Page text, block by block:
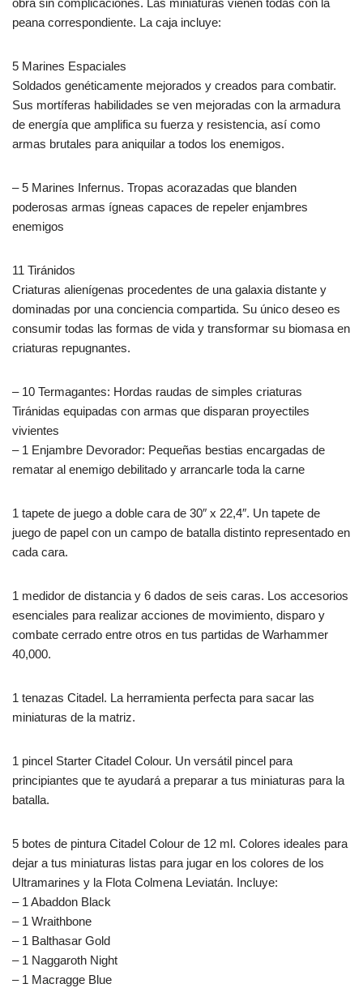
obra sin complicaciones. Las miniaturas vienen todas con la
peana correspondiente. La caja incluye:
5 Marines Espaciales
Soldados genéticamente mejorados y creados para combatir.
Sus mortíferas habilidades se ven mejoradas con la armadura
de energía que amplifica su fuerza y resistencia, así como
armas brutales para aniquilar a todos los enemigos.
– 5 Marines Infernus. Tropas acorazadas que blanden
poderosas armas ígneas capaces de repeler enjambres
enemigos
11 Tiránidos
Criaturas alienígenas procedentes de una galaxia distante y
dominadas por una conciencia compartida. Su único deseo es
consumir todas las formas de vida y transformar su biomasa en
criaturas repugnantes.
– 10 Termagantes: Hordas raudas de simples criaturas
Tiránidas equipadas con armas que disparan proyectiles
vivientes
– 1 Enjambre Devorador: Pequeñas bestias encargadas de
rematar al enemigo debilitado y arrancarle toda la carne
1 tapete de juego a doble cara de 30″ x 22,4″. Un tapete de
juego de papel con un campo de batalla distinto representado en
cada cara.
1 medidor de distancia y 6 dados de seis caras. Los accesorios
esenciales para realizar acciones de movimiento, disparo y
combate cerrado entre otros en tus partidas de Warhammer
40,000.
1 tenazas Citadel. La herramienta perfecta para sacar las
miniaturas de la matriz.
1 pincel Starter Citadel Colour. Un versátil pincel para
principiantes que te ayudará a preparar a tus miniaturas para la
batalla.
5 botes de pintura Citadel Colour de 12 ml. Colores ideales para
dejar a tus miniaturas listas para jugar en los colores de los
Ultramarines y la Flota Colmena Leviatán. Incluye:
– 1 Abaddon Black
– 1 Wraithbone
– 1 Balthasar Gold
– 1 Naggaroth Night
– 1 Macragge Blue